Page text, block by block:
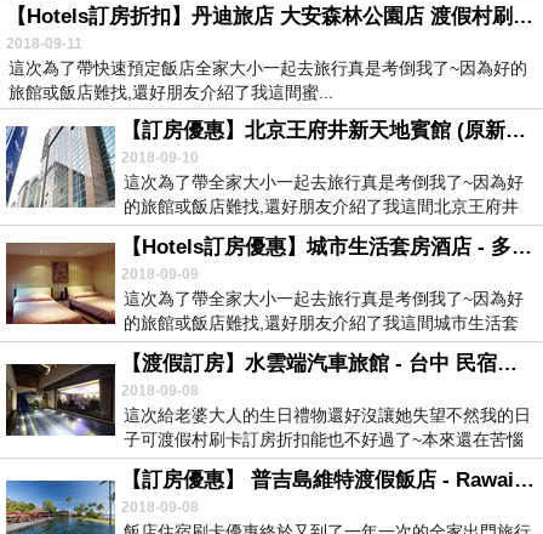
【Hotels訂房折扣】丹迪旅店 大安森林公園店 渡假村刷卡訂房折扣
2018-09-11
這次為了帶快速預定飯店全家大小一起去旅行真是考倒我了~因為好的
旅館或飯店難找,還好朋友介紹了我這間蜜...
【訂房優惠】北京王府井新天地賓館 (原新天地賓館) - 北京 旅舍訂房優惠
2018-09-10
這次為了帶全家大小一起去旅行真是考倒我了~因為好
的旅館或飯店難找,還好朋友介紹了我這間北京王府井
新天...
【Hotels訂房優惠】城市生活套房酒店 - 多倫多 旅館訂房便宜
2018-09-09
這次為了帶全家大小一起去旅行真是考倒我了~因為好
的旅館或飯店難找,還好朋友介紹了我這間城市生活套
房酒...
【渡假訂房】水雲端汽車旅館 - 台中 民宿便宜訂房
2018-09-08
這次給老婆大人的生日禮物還好沒讓她失望不然我的日
子可渡假村刷卡訂房折扣能也不好過了~本來還在苦惱
今年...
【訂房優惠】 普吉島維特渡假飯店 - Rawai 自由行訂房心得分享
2018-09-08